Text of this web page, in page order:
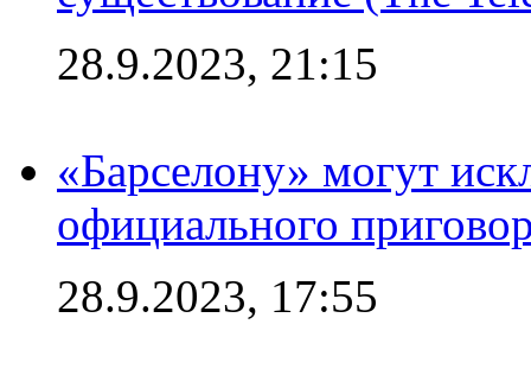
28.9.2023, 21:15
«Барселону» могут
официального
28.9.2023, 17:55